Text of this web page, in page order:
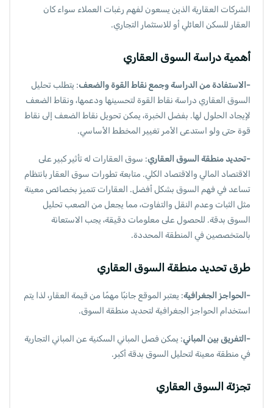
الشركات العقارية الذين يسعون لفهم رغبات العملاء سواء كان
العقار للسكن العائلي أو للاستثمار التجاري.
أهمية دراسة السوق العقاري
-الاستفادة من الدراسة وجمع نقاط القوة والضعف: يتطلب تحليل
السوق العقاري دراسة نقاط القوة لتحسينها ودعمها، ونقاط الضعف
لإيجاد الحلول لها. بفضل الخبرة، يمكن تحويل نقاط الضعف إلى نقاط
قوة حتى ولو استدعى الأمر تغيير المخطط الأساسي.
-تحديد منطقة السوق العقاري: سوق العقارات له تأثير كبير على
الاقتصاد المالي والاقتصاد الكلي. متابعة تطورات سوق العقار بانتظام
تساعد في فهم السوق بشكل أفضل. العقارات تتميز بخصائص معينة
مثل الثبات وعدم النقل والتفاوت، مما يجعل من الصعب تحليل
السوق بدقة. للحصول على معلومات دقيقة، يجب الاستعانة
بالمتخصصين في المنطقة المحددة.
طرق تحديد منطقة السوق العقاري
-الحواجز الجغرافية: يعتبر الموقع جانبًا مهمًا من قيمة العقار، لذا يتم
استخدام الحواجز الجغرافية لتحديد منطقة السوق.
-التفريق بين المباني: يمكن فصل المباني السكنية عن المباني التجارية
في منطقة معينة لتحليل السوق بدقة أكبر.
تجزئة السوق العقاري